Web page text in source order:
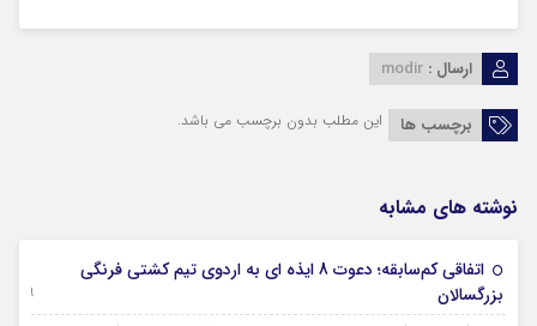
ارسال : modir
برچسب ها این مطلب بدون برچسب می باشد.
نوشته های مشابه
اتفاقی کم‌سابقه؛ دعوت 8 ایذه ای به اردوی تیم کشتی فرنگی
بزرگسالان
09 جولای 2026